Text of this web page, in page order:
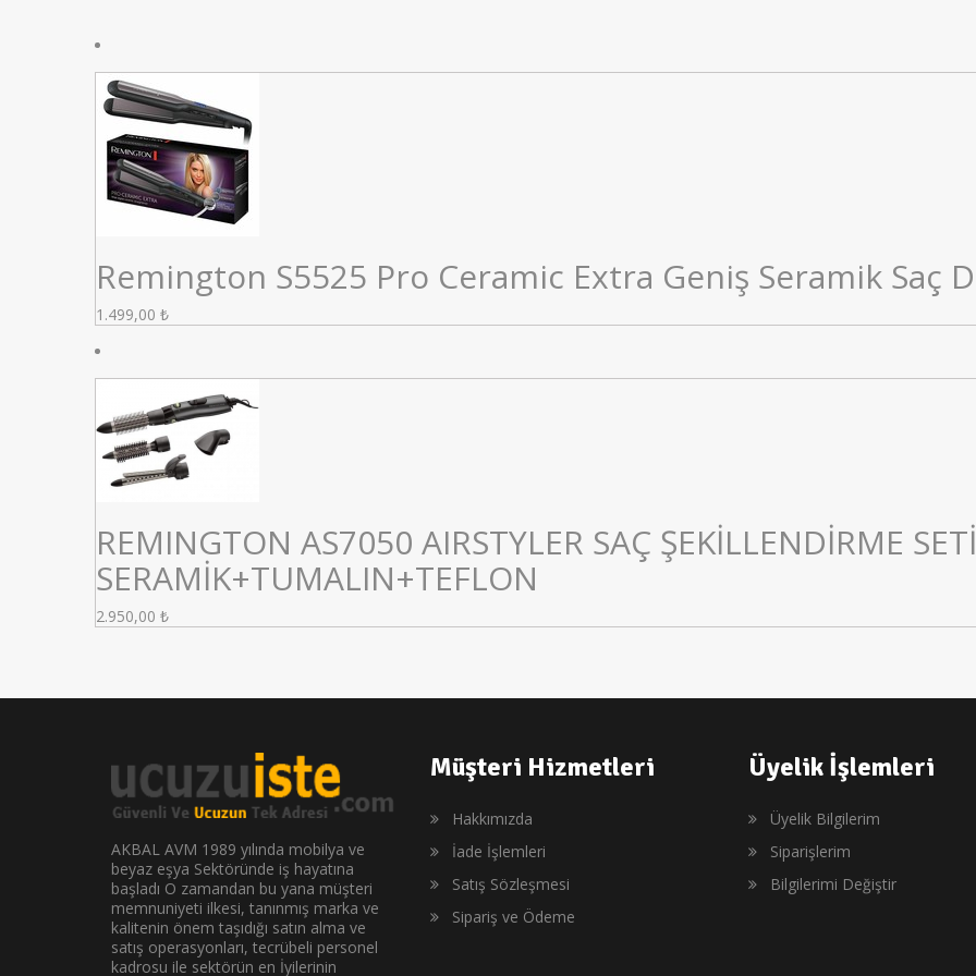
Remington S5525 Pro Ceramic Extra Geniş Seramik Saç
1.499,00 ₺
REMINGTON AS7050 AIRSTYLER SAÇ ŞEKİLLENDİRME SETİ
SERAMİK+TUMALIN+TEFLON
2.950,00 ₺
AKBAL AVM 1989 yılında mobilya ve
beyaz eşya Sektöründe iş hayatına
başladı O zamandan bu yana müşteri
memnuniyeti ilkesi, tanınmış marka ve
kalitenin önem taşıdığı satın alma ve
satış operasyonları, tecrübeli personel
kadrosu ile sektörün en İyilerinin
Müşteri Hizmetleri
Hakkımızda
İade İşlemleri
Satış Sözleşmesi
Sipariş ve Ödeme
Üyelik İşlemleri
Üyelik Bilgilerim
Siparişlerim
Bilgilerimi Değiştir